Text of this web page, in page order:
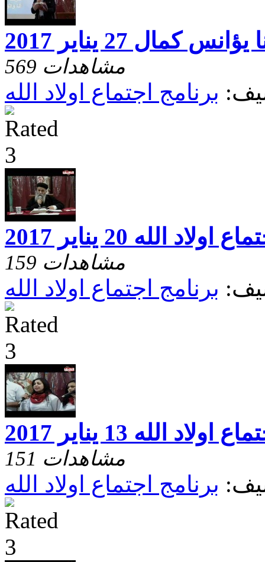
كمال 27 يناير 2017
569 مشاهدات
برنامج اجتماع اولاد الله
اولاد الله 20 يناير 2017
159 مشاهدات
برنامج اجتماع اولاد الله
اولاد الله 13 يناير 2017
151 مشاهدات
برنامج اجتماع اولاد الله